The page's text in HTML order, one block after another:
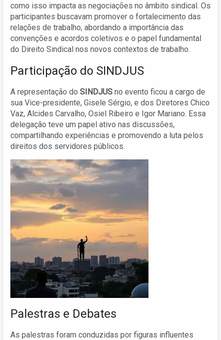
como isso impacta as negociações no âmbito sindical. Os
participantes buscavam promover o fortalecimento das
relações de trabalho, abordando a importância das
convenções e acordos coletivos e o papel fundamental
do Direito Sindical nos novos contextos de trabalho.
Participação do SINDJUS
A representação do SINDJUS no evento ficou a cargo de
sua Vice-presidente, Gisele Sérgio, e dos Diretores Chico
Vaz, Alcides Carvalho, Osiel Ribeiro e Igor Mariano. Essa
delegação teve um papel ativo nas discussões,
compartilhando experiências e promovendo a luta pelos
direitos dos servidores públicos.
Palestras e Debates
As palestras foram conduzidas por figuras influentes